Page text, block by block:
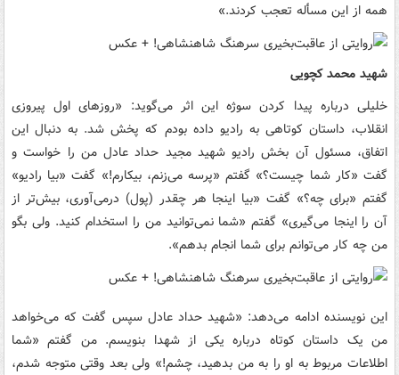
همه از این مسأله تعجب کردند.»
شهید محمد کچویی
خلیلی درباره پیدا کردن سوژه این اثر می‌گوید: «روزهای اول پیروزی
انقلاب، داستان کوتاهی به رادیو داده بودم که پخش شد. به دنبال این
اتفاق، مسئول آن بخش رادیو شهید مجید حداد عادل من را خواست و
گفت «کار شما چیست؟» گفتم «پرسه می‌زنم، بیکارم!» گفت «بیا رادیو»
گفتم «برای چه؟» گفت «بیا اینجا هر چقدر (پول) درمی‌آوری، بیش‌تر از
آن را اینجا می‌گیری» گفتم «شما نمی‌توانید من را استخدام کنید. ولی بگو
من چه کار می‌توانم برای شما انجام بدهم».
این نویسنده ادامه می‌دهد: «شهید حداد عادل سپس گفت که می‌خواهد
من یک داستان کوتاه درباره یکی از شهدا بنویسم. من گفتم «شما
اطلاعات مربوط به او را به من بدهید، چشم!» ولی بعد وقتی متوجه شدم،